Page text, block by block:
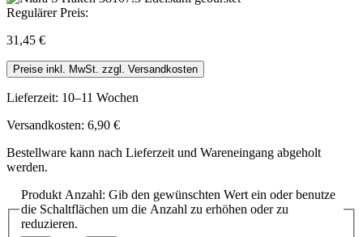
Regulärer Preis:
31,45 €
Preise inkl. MwSt. zzgl. Versandkosten
Lieferzeit: 10–11 Wochen
Versandkosten: 6,90 €
Bestellware kann nach Lieferzeit und Wareneingang abgeholt
werden.
Produkt Anzahl: Gib den gewünschten Wert ein oder benutze
die Schaltflächen um die Anzahl zu erhöhen oder zu
reduzieren.